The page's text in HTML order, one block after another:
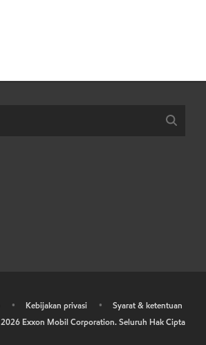
• Kebijakan privasi •
Syarat & ketentuan
2026 Exxon Mobil Corporation. Seluruh Hak Cipta